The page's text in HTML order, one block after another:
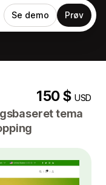
Se demo Prøv
150 $USD
tema